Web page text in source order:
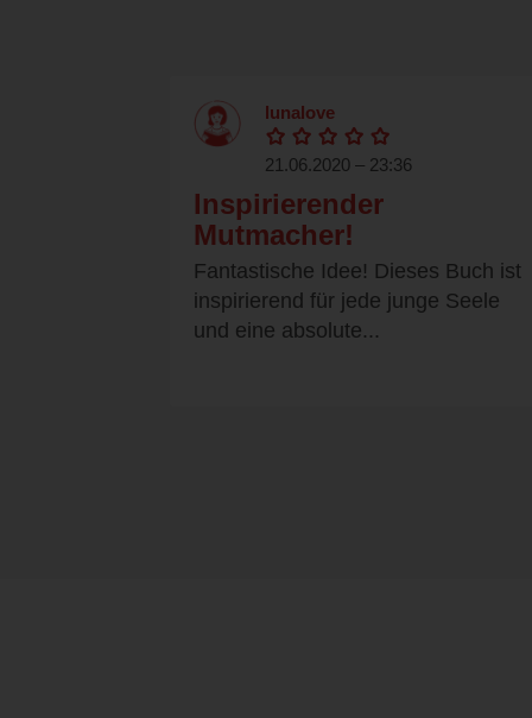
lunalove
21.06.2020 – 23:36
Inspirierender
Mutmacher!
Fantastische Idee! Dieses Buch ist
inspirierend für jede junge Seele
und eine absolute...